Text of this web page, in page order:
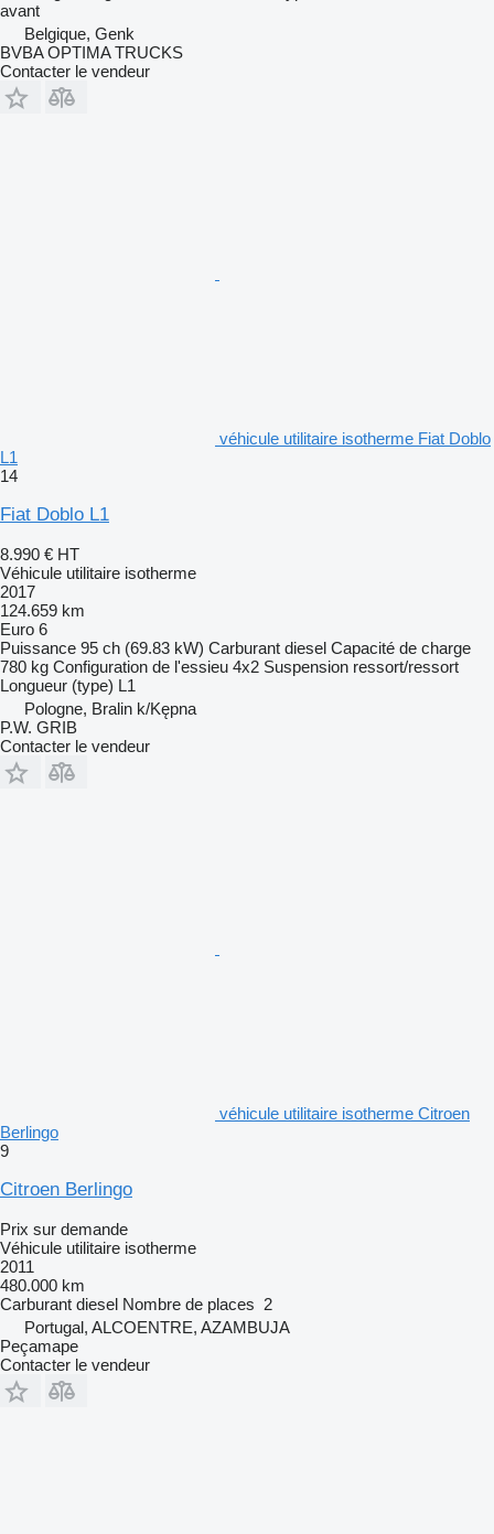
avant
Belgique, Genk
BVBA OPTIMA TRUCKS
Contacter le vendeur
véhicule utilitaire isotherme Fiat Doblo
L1
14
Fiat Doblo L1
8.990 € HT
Véhicule utilitaire isotherme
2017
124.659 km
Euro 6
Puissance 95 ch (69.83 kW) Carburant diesel Capacité de charge
780 kg Configuration de l'essieu 4x2 Suspension ressort/ressort
Longueur (type) L1
Pologne, Bralin k/Kępna
P.W. GRIB
Contacter le vendeur
véhicule utilitaire isotherme Citroen
Berlingo
9
Citroen Berlingo
Prix sur demande
Véhicule utilitaire isotherme
2011
480.000 km
Carburant diesel Nombre de places 2
Portugal, ALCOENTRE, AZAMBUJA
Peçamape
Contacter le vendeur